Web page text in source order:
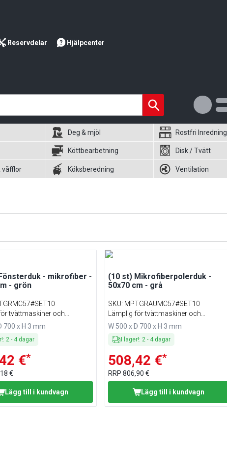
Reservdelar Hjälpcenter
Deg & mjöl Rostfri Inredning
Köttbearbetning Disk / Tvätt
våfflor Köksberedning Ventilation
- mikrofiber -
- grön
tvättmaskiner och
700 x H 3 mm
: 2 - 4 dagar
€*
€
Lägg till i kundvagn
(10 st) Mikrofiberpolerduk -
50x70 cm - grå
SKU: MPTGRAUMC57#SET10
Lämplig för tvättmaskiner och
torktumlare
W 500 x D 700 x H 3 mm
I lager!: 2 - 4 dagar
508,42 €*
RRP806,90 €
Lägg till i kundvagn